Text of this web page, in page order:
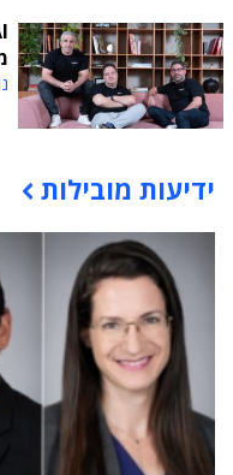
תוכן פרסומי
ידיעות מובילות